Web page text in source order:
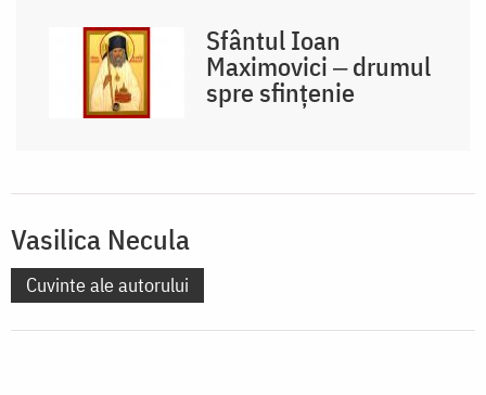
Sfântul Ioan
Maximovici ‒ drumul
spre sfințenie
Vasilica Necula
Cuvinte ale autorului